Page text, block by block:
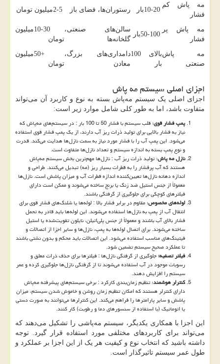
مه پاش کم
فشار
10-20بار رستوران‌ها، فضای باز 2-5میلیون تومان
مه پاش پر
فشار
50-100بار
سالن‌های صنعتی،
گلخانه‌ها
10-30میلیون
تومان
مه پاش
صنعتی
بالای 100
بار
دامداری‌های بزرگ،
معادن
50+میلیون
تومان
اجزای اصلی سیستم مه پاش
اجزای اصلی یک سیستم مه‌پاش بسته به نوع و کاربرد آن می‌تواند
متفاوت باشد، اما به طور کلی شامل موارد زیر است:
پمپ فشار قوی
؛ قلب سیستم با فشار 50 تا 100 بار : در سیستم‌های مه‌پاش که
نیاز به فشار بالایی برای تولید ذرات ریز آب دارند، از یک پمپ فشار قوی استفاده
می‌شود. این پمپ آب را با فشار مورد نیاز به سمت نازل‌ها هدایت می‌کند. قدرت
و نوع پمپ بسته به اندازه سیستم و تعداد نازل‌ها متفاوت است.
نازل مه پاش؛ تولید ذرات ریز آب : نازل‌ها مهم‌ترین بخش سیستم مه‌پاش
هستند که آب پرفشار را به قطرات بسیار ریز (مه) تبدیل می‌کنند. طراحی و
اندازه دهانه نازل‌ها تعیین‌کننده اندازه قطرات آب و میزان پاشش است. نازل‌ها
معمولاً از جنس استیل ضد زنگ یا برنج ساخته می‌شوند و ممکن است دارای
فیلترهای کوچکی برای جلوگیری از گرفتگی باشند.
لوله‌های مخصوص؛ مقاوم در برابر فشار بالا : لوله‌ها یا شلنگ‌های فشار قوی برای
انتقال آب از پمپ به نازل‌ها استفاده می‌شوند. این لوله‌ها باید قادر به تحمل
فشار بالای آب باشند و معمولاً از جنس پلی‌اتیلن، نایلون تقویت‌شده یا استیل
ساخته می‌شوند. برای اتصال لوله‌ها به پمپ، نازل‌ها و سایر اجزا از اتصالات و
فیتینگ‌های مناسب استفاده می‌شود. این اتصالات باید محکم و بدون نشتی باشند
تا عملکرد صحیح سیستم تضمین شود.
فیلتر تصفیه؛جلوگیری از گرفتگی نازل‌ها : فیلترها برای حذف ذرات معلق و
رسوبات موجود در آب استفاده می‌شوند تا از گرفتگی نازل‌ها جلوگیری کرده و عمر
سیستم را افزایش دهند.
کنترلر هوشمند؛ تنظیم زمان‌بندی کارکرد : برخی سیستم‌های پیشرفته مه‌پاش
دارای کنترلر هستند که امکان تنظیم زمان روشن و خاموش شدن سیستم، میزان
پاشش و سایر پارامترها را فراهم می‌کند. این کنترلرها می‌توانند به صورت دستی
یا اتوماتیک (با استفاده از سنسورهای دما و رطوبت) کار کنند.
این اجزا با همکاری یکدیگر، سیستم مه‌پاشی را تشکیل می‌دهند که
می‌تواند برای کاربردهای مختلفی مورد استفاده قرار گیرد. توجه
داشته باشید که انتخاب نوع و کیفیت هر یک از این اجزا بر عملکرد و
طول عمر سیستم تاثیرگذار است.